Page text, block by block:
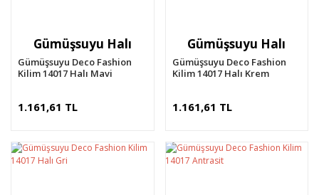
Gümüşsuyu Halı
Gümüşsuyu Deco Fashion
Kilim 14017 Halı Mavi
1.161,61 TL
Gümüşsuyu Halı
Gümüşsuyu Deco Fashion
Kilim 14017 Halı Krem
1.161,61 TL